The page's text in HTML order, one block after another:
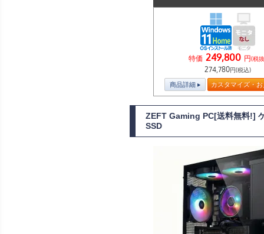
特価 249,800 円(税
274,780円(税込)
商品詳細 カスタマイズ・
ZEFT Gaming PC[送料無料!]
SSD